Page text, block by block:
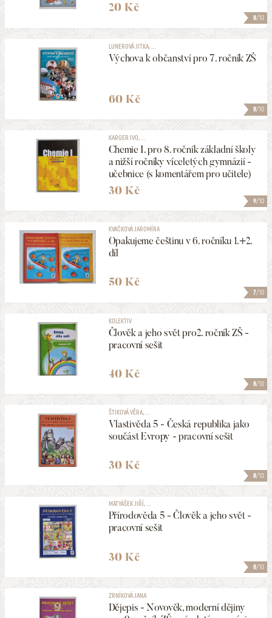
8/10
20 Kč
8/10
LUNEROVÁ JITKA, ...
Výchova k občanství pro 7. ročník ZŠ
60 Kč
9/10
KARGER IVO, ...
Chemie I. pro 8. ročník základní školy
a nižší ročníky víceletých gymnázií -
učebnice (s komentářem pro učitele)
30 Kč
7/10
KVAČKOVÁ JAROMÍRA
Opakujeme češtinu v 6. ročníku 1.+2.
díl
50 Kč
8/10
KOLEKTIV
Člověk a jeho svět pro2. ročník ZŠ -
pracovní sešit
40 Kč
8/10
ŠTIKOVÁ VĚRA, ...
Vlastivěda 5 - Česká republika jako
součást Evropy - pracovní sešit
30 Kč
8/10
MATYÁŠEK JIŘÍ, ...
Přírodověda 5 - Člověk a jeho svět -
pracovní sešit
30 Kč
ZRNÍKOVÁ JANA
Dějepis - Novověk, moderní dějiny